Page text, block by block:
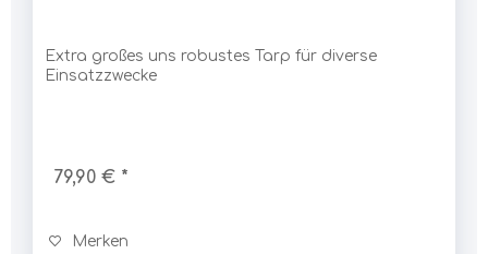
Extra großes uns robustes Tarp für diverse
Einsatzzwecke
79,90 € *
Merken